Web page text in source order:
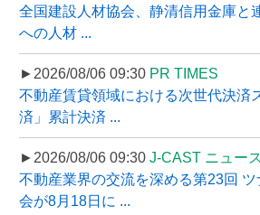
全国建設人材協会、静清信用金庫と
への人材 ...
►2026/08/06 09:30 PR TIMES
不動産賃貸領域における次世代決済
済」累計決済 ...
►2026/08/06 09:30 J-CAST ニュース
不動産業界の交流を深める第23回
会が8月18日に ...